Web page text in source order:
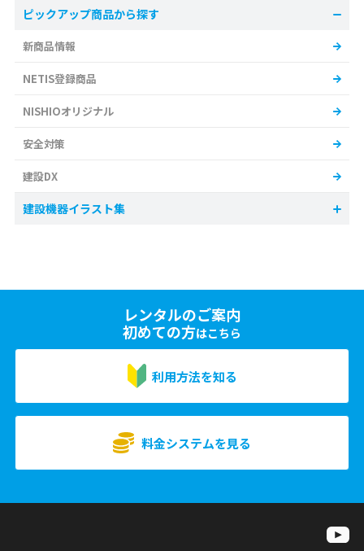
ピックアップ商品から探す
新商品情報
NETIS登録商品
NISHIOオリジナル
安全対策
建設DX
建設機器イラスト集
レンタルのご案内
初めての方はこちら
利用方法を知る
料金システムを見る